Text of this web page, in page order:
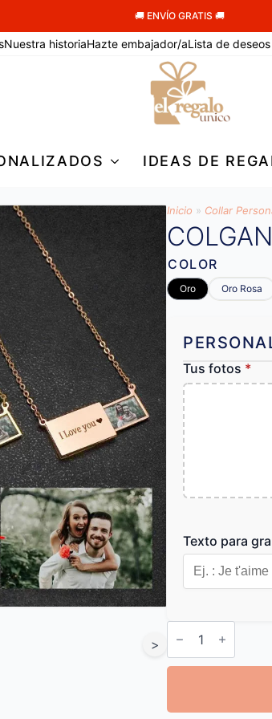
🚚 ENVÍO GRATIS 🚚
Nuestra historiaHazte embajador/aLista de deseos
IDEAS DE
>
Inicio » Collar
COLOR
Oro Oro Rosa
Tus fotos *
Texto para
Colgante
Foto
cantidad